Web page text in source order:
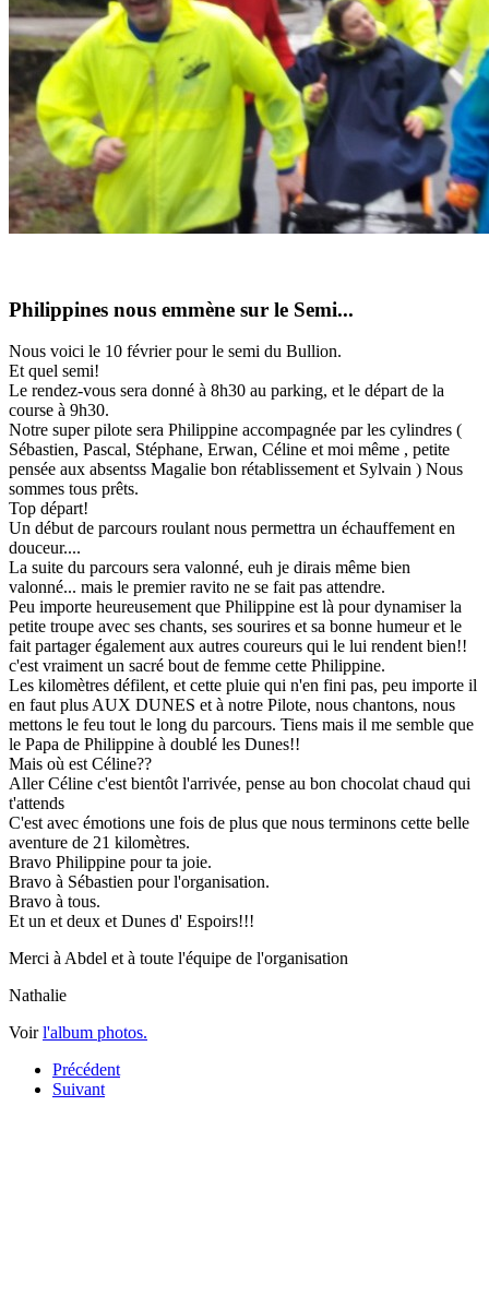
Philippines nous emmène sur le Semi...
Nous voici le 10 février pour le semi du Bullion.
Et quel semi!
Le rendez-vous sera donné à 8h30 au parking, et le départ de la
course à 9h30.
Notre super pilote sera Philippine accompagnée par les cylindres (
Sébastien, Pascal, Stéphane, Erwan, Céline et moi même , petite
pensée aux absentss Magalie bon rétablissement et Sylvain ) Nous
sommes tous prêts.
Top départ!
Un début de parcours roulant nous permettra un échauffement en
douceur....
La suite du parcours sera valonné, euh je dirais même bien
valonné... mais le premier ravito ne se fait pas attendre.
Peu importe heureusement que Philippine est là pour dynamiser la
petite troupe avec ses chants, ses sourires et sa bonne humeur et le
fait partager également aux autres coureurs qui le lui rendent bien!!
c'est vraiment un sacré bout de femme cette Philippine.
Les kilomètres défilent, et cette pluie qui n'en fini pas, peu importe il
en faut plus AUX DUNES et à notre Pilote, nous chantons, nous
mettons le feu tout le long du parcours. Tiens mais il me semble que
le Papa de Philippine à doublé les Dunes!!
Mais où est Céline??
Aller Céline c'est bientôt l'arrivée, pense au bon chocolat chaud qui
t'attends
C'est avec émotions une fois de plus que nous terminons cette belle
aventure de 21 kilomètres.
Bravo Philippine pour ta joie.
Bravo à Sébastien pour l'organisation.
Bravo à tous.
Et un et deux et Dunes d' Espoirs!!!
Merci à Abdel et à toute l'équipe de l'organisation
Nathalie
Voirl'album photos.
Précédent
Suivant